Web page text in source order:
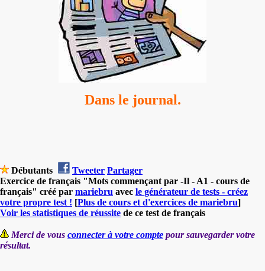
Dans le journal.
Débutants Tweeter Partager
Exercice de français "Mots commençant par -Il - A1 - cours de
français" créé par mariebru avec le générateur de tests - créez
votre propre test ! [Plus de cours et d'exercices de mariebru]
Voir les statistiques de réussite de ce test de français
Merci de vous connecter à votre compte pour sauvegarder votre
résultat.